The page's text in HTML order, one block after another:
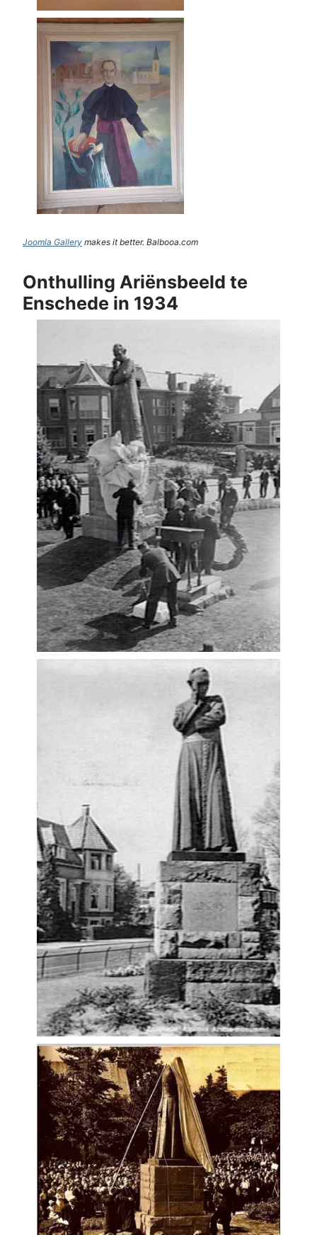
Joomla Gallery makes it better. Balbooa.com
Onthulling Ariënsbeeld te
Enschede in 1934